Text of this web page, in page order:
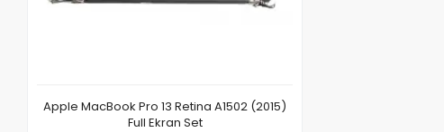
Apple MacBook Pro 13 Retina A1502 (2015)
Full Ekran Set